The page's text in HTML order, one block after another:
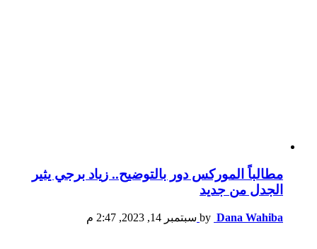
مطالباً الموركس دور بالتوضيح.. زياد برجي يثير
الجدل من جديد
by Dana Wahiba سبتمبر 14, 2023, 2:47 م